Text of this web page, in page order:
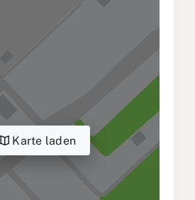
Karte laden